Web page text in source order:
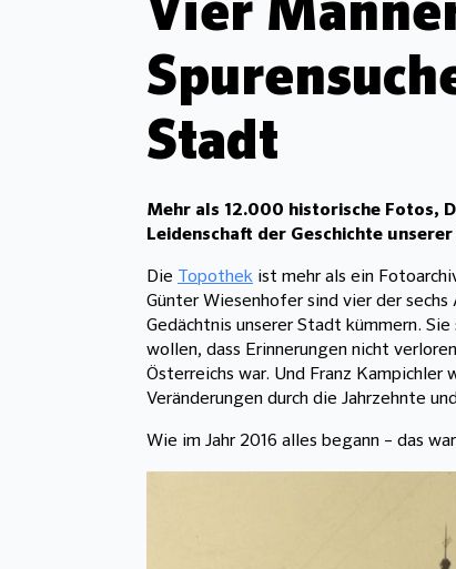
Vier
Stadt
Mehr als 12.000 historische Fotos,
Leidenschaft der Geschichte
Die Topothek ist mehr als ein
Günter Wiesenhofer sind vier der
Gedächtnis unserer Stadt kümmern.
wollen, dass Erinnerungen nicht
Österreichs war. Und Franz
Veränderungen durch die Jahrzehnte
Wie im Jahr 2016 alles begann – das